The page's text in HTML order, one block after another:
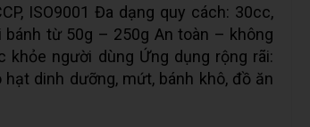
ISO9001 Đa dạng quy cách: 30cc,
từ 50g – 250g An toàn – không
người dùng Ứng dụng rộng rãi:
dinh dưỡng, mứt, bánh khô, đồ ăn